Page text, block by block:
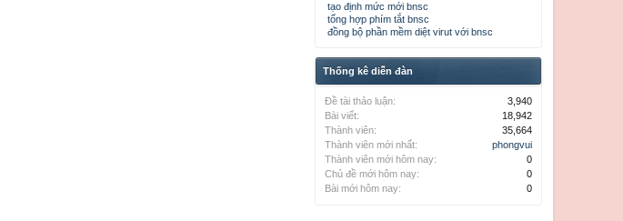
tạo định mức mới bnsc
tổng hợp phím tắt bnsc
đồng bộ phần mềm diệt virut với bnsc
Thống kê diễn đàn
Đề tài thảo luận:
3,940
Bài viết:
18,942
Thành viên:
35,664
Thành viên mới nhất:
phongvui
Thành viên mới hôm nay:
0
Chủ đề mới hôm nay:
0
Bài mới hôm nay:
0